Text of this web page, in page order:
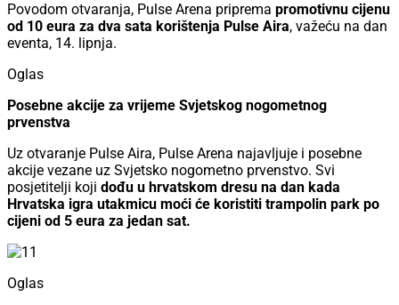
Povodom otvaranja, Pulse Arena priprema promotivnu cijenu
od 10 eura za dva sata korištenja Pulse Aira, važeću na dan
eventa, 14. lipnja.
Oglas
Posebne akcije za vrijeme Svjetskog nogometnog
prvenstva
Uz otvaranje Pulse Aira, Pulse Arena najavljuje i posebne
akcije vezane uz Svjetsko nogometno prvenstvo. Svi
posjetitelji koji dođu u hrvatskom dresu na dan kada
Hrvatska igra utakmicu moći će koristiti trampolin park po
cijeni od 5 eura za jedan sat.
Oglas